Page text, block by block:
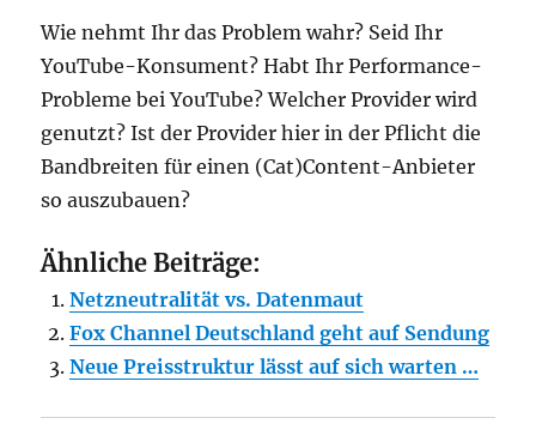
Wie nehmt Ihr das Problem wahr? Seid Ihr
YouTube-Konsument? Habt Ihr Performance-
Probleme bei YouTube? Welcher Provider wird
genutzt? Ist der Provider hier in der Pflicht die
Bandbreiten für einen (Cat)Content-Anbieter
so auszubauen?
Ähnliche Beiträge:
Netzneutralität vs. Datenmaut
Fox Channel Deutschland geht auf Sendung
Neue Preisstruktur lässt auf sich warten …